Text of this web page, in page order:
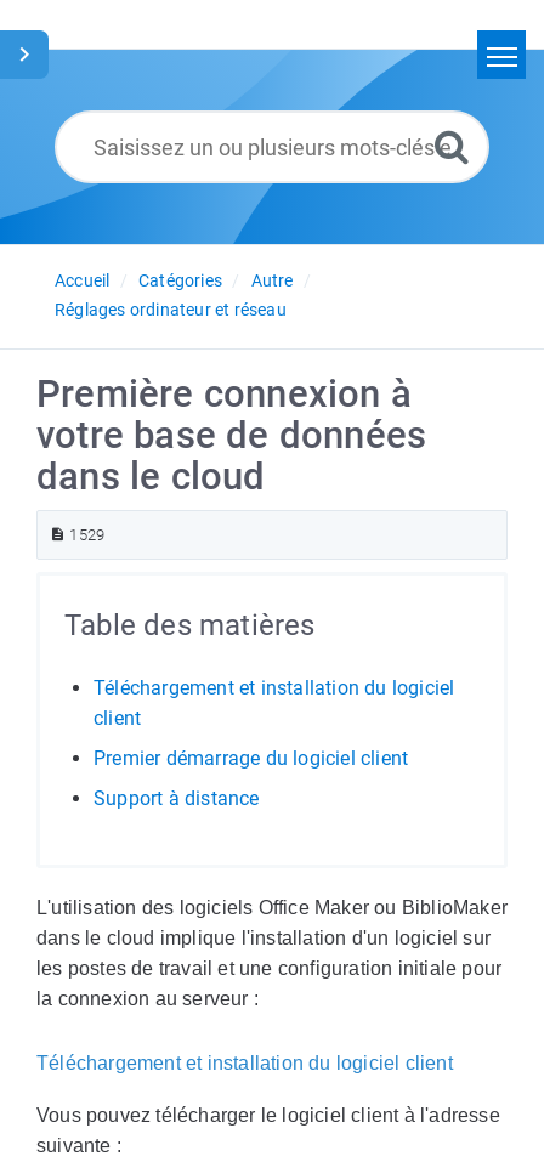
Glossaire
Français
Accueil
Catégories
Autre
Réglages ordinateur et réseau
Première connexion à
votre base de données
dans le cloud
1529
Table des matières
Téléchargement et installation du logiciel
client
Premier démarrage du logiciel client
Support à distance
L'utilisation des logiciels Office Maker ou BiblioMaker
dans le cloud implique l'installation d'un logiciel sur
les postes de travail et une configuration initiale pour
la connexion au serveur :
Téléchargement et installation du logiciel client
Vous pouvez télécharger le logiciel client à l'adresse
suivante :